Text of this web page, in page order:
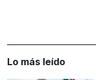
Lo más leído